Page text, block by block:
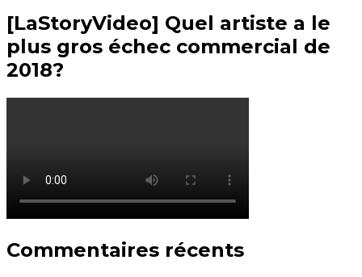
[LaStoryVideo] Quel artiste a le
plus gros échec commercial de
2018?
Commentaires récents